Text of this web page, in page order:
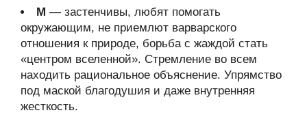
М — застенчивы, любят помогать
окружающим, не приемлют варварского
отношения к природе, борьба с жаждой стать
«центром вселенной». Стремление во всем
находить рациональное объяснение. Упрямство
под маской благодушия и даже внутренняя
жесткость.